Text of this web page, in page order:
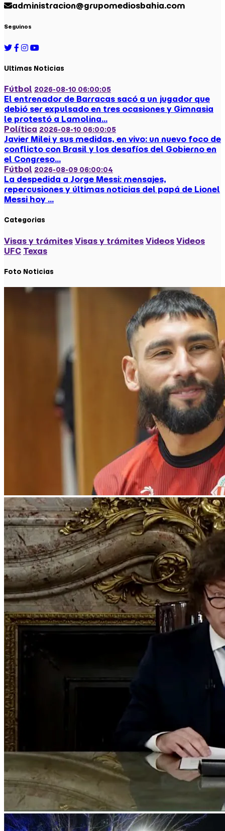
administracion@grupomediosbahia.com
Seguinos
Ultimas Noticias
Fútbol 2026-08-10 06:00:05
El entrenador de Barracas sacó a un jugador que
debió ser expulsado en tres ocasiones y Gimnasia
le protestó a Lamolina...
Política 2026-08-10 06:00:05
Javier Milei y sus medidas, en vivo: un nuevo foco de
conflicto con Brasil y los desafíos del Gobierno en
el Congreso...
Fútbol 2026-08-09 06:00:04
La despedida a Jorge Messi: mensajes,
repercusiones y últimas noticias del papá de Lionel
Messi hoy ...
Categorias
Visas y trámites Visas y trámites Videos Videos
UFC Texas
Foto Noticias